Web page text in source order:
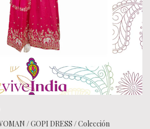
/GOPI DRESS /Colección